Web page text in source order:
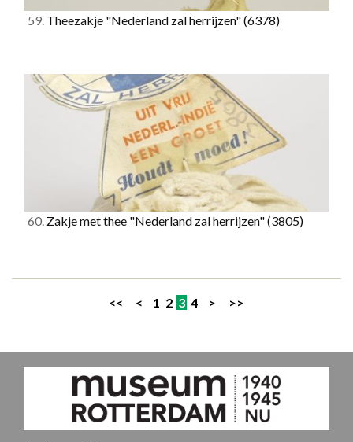
59. Theezakje "Nederland zal herrijzen"(6378)
60. Zakje met thee "Nederland zal herrijzen"(3805)
<< < 1 2 3 4 > >>